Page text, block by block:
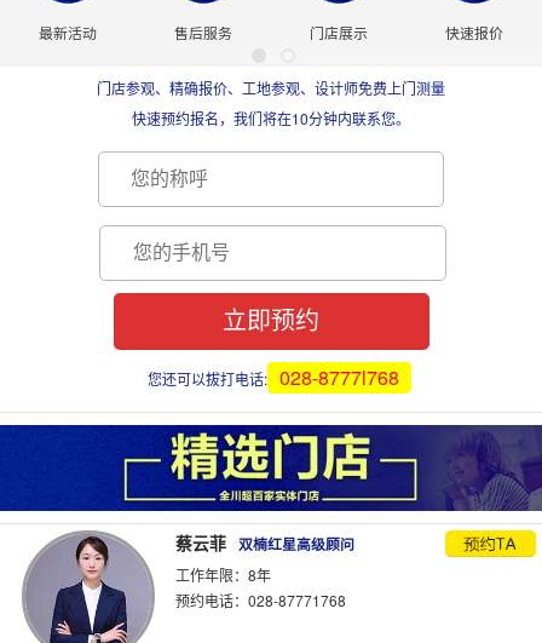
最新活动 售后服务 门店展示 快速报价
门店参观、精确报价、工地参观、设计师免费上门测量
快速预约报名，我们将在10分钟内联系您。
您还可以拔打电话: 028-8777l768
蔡云菲 双楠红星高级顾问
工作年限：8年
预约电话：028-87771768